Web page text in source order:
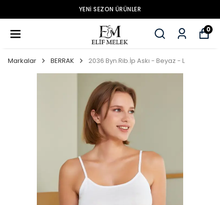
YENİ SEZON ÜRÜNLER
0
Markalar BERRAK 2036 Byn.Rib.İp Askı - Beyaz - L